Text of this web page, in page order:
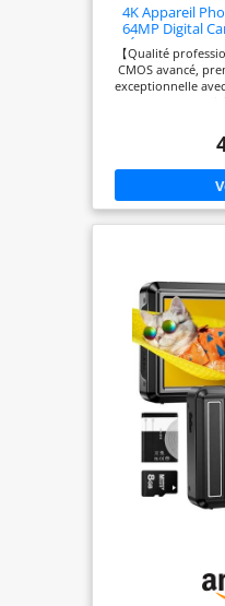
4K Appareil
64MP Digital
Écran -
Adolescent -
【Qualité
CMOS avancé,
exceptionnelle
sur les fleurs est
permet de
éloignés. Les
soleil dans des
photos de
stabilisation
lumineuses et
écran rabattable à
rabattable à
vous ressemblez
mode beauté
peau grâce à 12
garantit des
vous marchez, vos
vloggers : votre
autonomie de 6
avec un boîtier
pour les
charge dure 6
rechargeable en
externe. Prend en
SD de 256 Go.
compagnon de
capturer chaque
photo parfait
photo rétro
fonctionnalités :